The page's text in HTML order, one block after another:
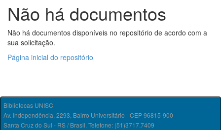
Não há documentos
Não há documentos disponíveis no repositório de acordo com a
sua solicitação.
Página inicial do repositório
Bibliotecas UNISC
Av. Independência, 2293, Bairro Universitário - CEP 96815-900
Santa Cruz do Sul - RS / Brasil. Telefone: (51)3717.7409